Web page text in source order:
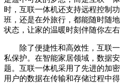
时，互联一体机还支持远程控制
班，还是在外旅行，都能随时随
状态，让家的温暖时刻伴随你左右
除了便捷性和高效性，互联一
私保护。在智能家居领域，数据
题。互联一体机采用了先进的加
用户的数据在传输和存储过程中